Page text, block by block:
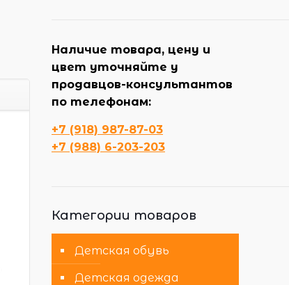
Наличие товара, цену и
цвет уточняйте у
продавцов-консультантов
по телефонам:
+7 (918) 987-87-03
+7 (988) 6-203-203
Категории товаров
Детская обувь
Детская одежда